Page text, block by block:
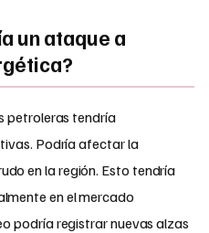
un ataque a
petroleras tendría
Podría afectar la
en la región. Esto tendría
en el mercado
podría registrar nuevas alzas